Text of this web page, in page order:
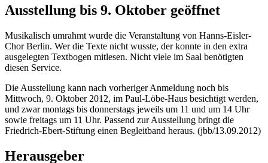
Ausstellung bis 9. Oktober geöffnet
Musikalisch umrahmt wurde die Veranstaltung von Hanns-Eisler-
Chor Berlin. Wer die Texte nicht wusste, der konnte in den extra
ausgelegten Textbogen mitlesen. Nicht viele im Saal benötigten
diesen Service.
Die Ausstellung kann nach vorheriger Anmeldung noch bis
Mittwoch, 9. Oktober 2012, im Paul-Löbe-Haus besichtigt werden,
und zwar montags bis donnerstags jeweils um 11 und um 14 Uhr
sowie freitags um 11 Uhr. Passend zur Ausstellung bringt die
Friedrich-Ebert-Stiftung einen Begleitband heraus. (jbb/13.09.2012)
Herausgeber